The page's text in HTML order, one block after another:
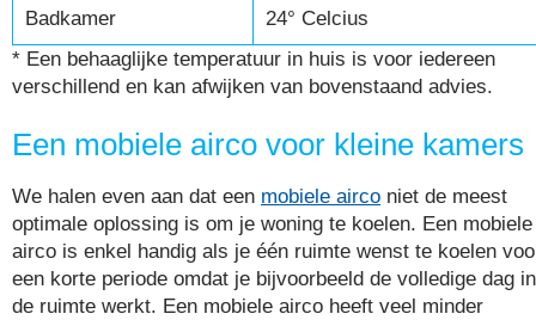
Badkamer 24° Celcius
* Een behaaglijke temperatuur in huis is voor iedereen
verschillend en kan afwijken van bovenstaand advies.
Een mobiele airco voor kleine kamers
We halen even aan dat een mobiele airco niet de meest
optimale oplossing is om je woning te koelen. Een mobiele
airco is enkel handig als je één ruimte wenst te koelen
een korte periode omdat je bijvoorbeeld de volledige dag in
de ruimte werkt. Een mobiele airco heeft veel minder